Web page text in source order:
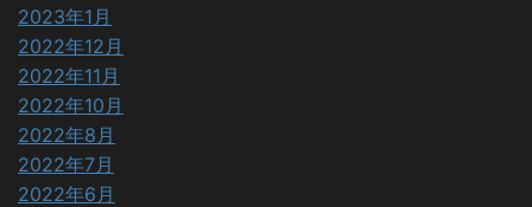
2023年1月
2022年12月
2022年11月
2022年10月
2022年8月
2022年7月
2022年6月